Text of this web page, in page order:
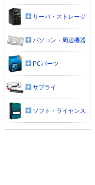
サーバ・ストレージ
パソコン・周辺機器
PCパーツ
サプライ
ソフト・ライセンス